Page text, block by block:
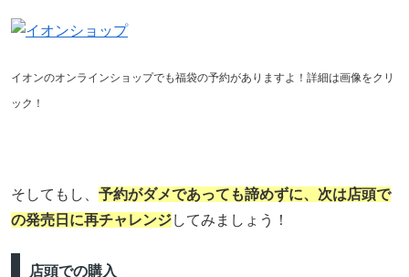
イオンのオンラインショップでも福袋の予約がありますよ！詳細は画像をクリ
ック！
そしてもし、 予約がダメであっても諦めずに、次は店頭で
の発売日に再チャレンジしてみましょう！
店頭での購入